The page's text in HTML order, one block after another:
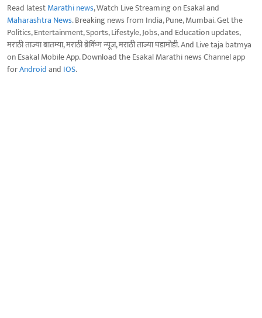
Read latestMarathi news, Watch Live Streaming on Esakal and
Maharashtra News. Breaking news from India, Pune, Mumbai. Get the
Politics, Entertainment, Sports, Lifestyle, Jobs, and Education updates,
मराठी ताज्या बातम्या, मराठी ब्रेकिंग न्यूज, मराठी ताज्या घडामोडी. And Live taja batmya
on Esakal Mobile App. Download the Esakal Marathi news Channel app
forAndroidand IOS.